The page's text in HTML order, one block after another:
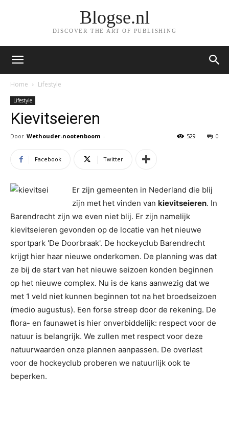
Blogse.nl
DISCOVER THE ART OF PUBLISHING
Home Lifestyle
Lifestyle
Kievitseieren
Door Wethouder-nootenboom - 0
529
Facebook Twitter
Er zijn gemeenten in Nederland die blij
zijn met het vinden van kievitseieren. In
Barendrecht zijn we even niet blij. Er zijn namelijk
kievitseieren gevonden op de locatie van het nieuwe
sportpark 'De Doorbraak'. De hockeyclub Barendrecht
krijgt hier haar nieuwe onderkomen. De planning was dat
ze bij de start van het nieuwe seizoen konden beginnen
op het nieuwe complex. Nu is de kans aanwezig dat we
met 1 veld niet kunnen beginnen tot na het broedseizoen
(medio augustus). Een forse streep door de rekening. De
flora- en faunawet is hier onverbiddelijk: respect voor de
natuur is belangrijk. We zullen met respect voor deze
natuurwaarden onze plannen aanpassen. De overlast
voor de hockeyclub proberen we natuurlijk ook te
beperken.